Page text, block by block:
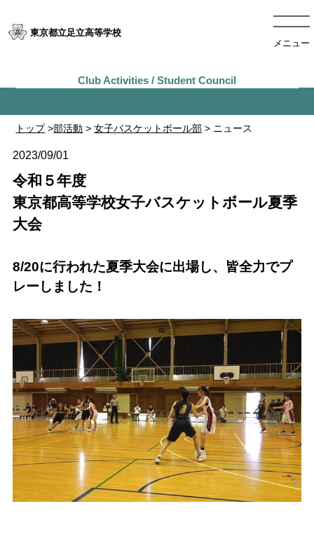
東京都立足立高等学校
メニュー
トップ>部活動 >女子バスケットボール部 > ニュース
2023/09/01
令和５年度
東京都高等学校女子バスケットボール夏季
大会
8/20に行われた夏季大会に出場し、皆全力でプ
レーしました！